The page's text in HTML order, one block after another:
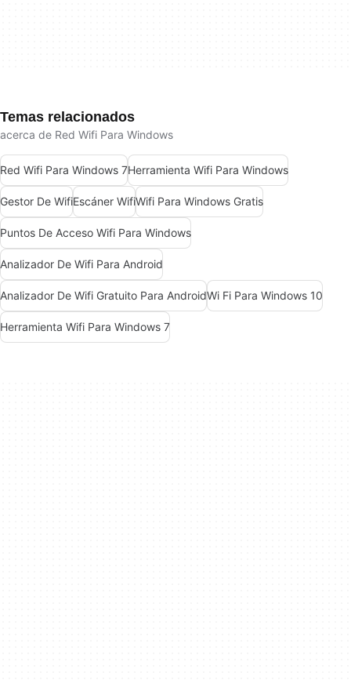
Temas relacionados
acerca de Red Wifi Para Windows
Red Wifi Para Windows 7Herramienta Wifi Para Windows
Gestor De WifiEscáner WifiWifi Para Windows Gratis
Puntos De Acceso Wifi Para Windows
Analizador De Wifi Para Android
Analizador De Wifi Gratuito Para AndroidWi Fi Para Windows 10
Herramienta Wifi Para Windows 7